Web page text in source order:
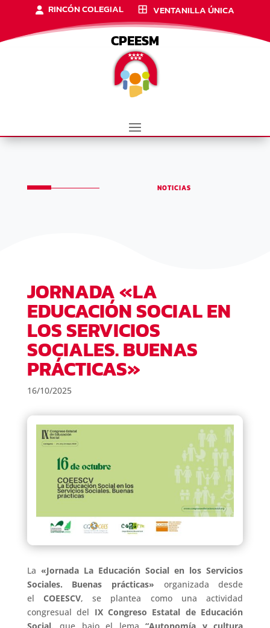
RINCÓN COLEGIAL VENTANILLA ÚNICA
CPEESM
NOTICIAS
JORNADA «LA
EDUCACIÓN SOCIAL EN
LOS SERVICIOS
SOCIALES. BUENAS
PRÁCTICAS»
16/10/2025
La «Jornada La Educación Social en los Servicios
Sociales. Buenas prácticas» organizada desde
elCOEESCV, se plantea como una actividad
congresual del IX Congreso Estatal de Educación